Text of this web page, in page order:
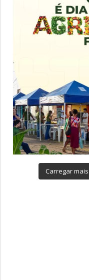
Carregar mais